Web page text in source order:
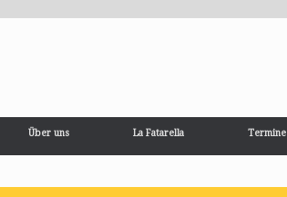
Über uns La Fatarella Termine